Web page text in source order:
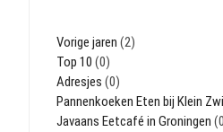
Vorige jaren (2)
Top 10 (0)
Adresjes (0)
Pannenkoeken Eten bij Klein
Javaans Eetcafé in Groningen